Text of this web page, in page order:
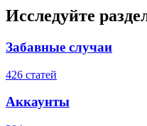
Исследуйте
Забавные случаи
426 статей
Аккаунты